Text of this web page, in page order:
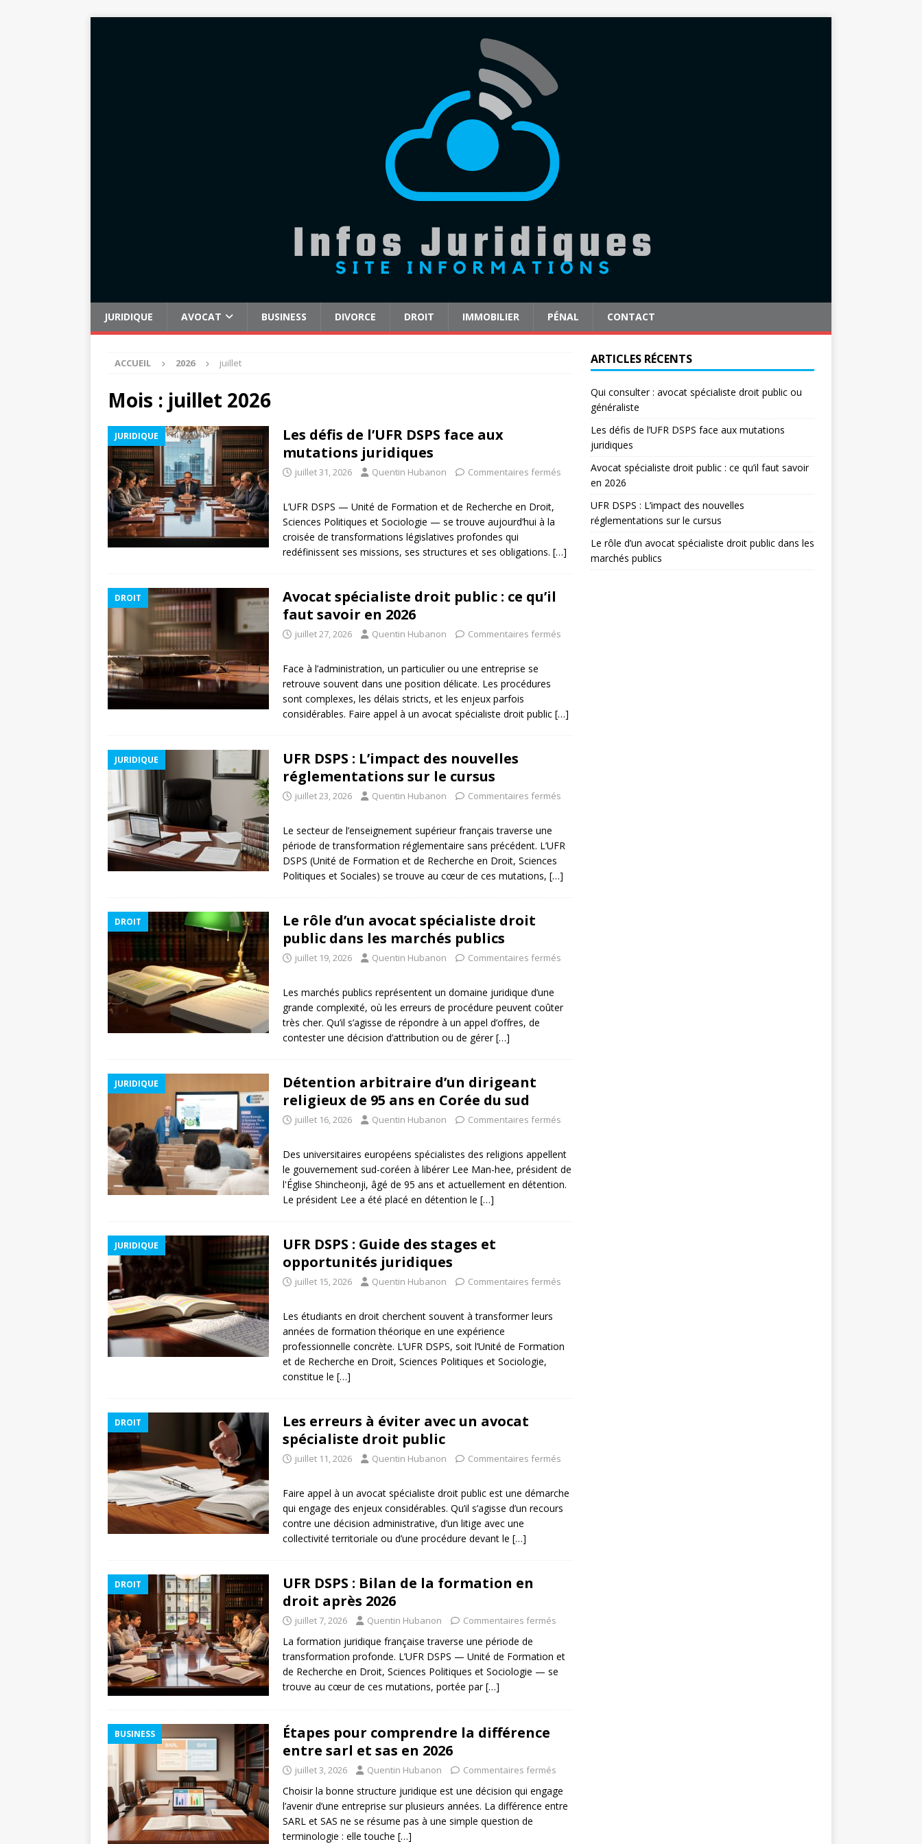
JURIDIQUE AVOCAT BUSINESS DIVORCE DROIT IMMOBILIER PÉNAL CONTACT
ACCUEIL 2026 juillet
Mois : juillet 2026
JURIDIQUE
Les défis de l’UFR DSPS face aux
mutations juridiques
juillet 31, 2026 Quentin Hubanon Commentaires fermés
L’UFR DSPS — Unité de Formation et de Recherche en Droit,
Sciences Politiques et Sociologie — se trouve aujourd’hui à la
croisée de transformations législatives profondes qui
redéfinissent ses missions, ses structures et ses obligations. […]
DROIT
Avocat spécialiste droit public : ce qu’il
faut savoir en 2026
juillet 27, 2026 Quentin Hubanon Commentaires fermés
Face à l’administration, un particulier ou une entreprise se
retrouve souvent dans une position délicate. Les procédures
sont complexes, les délais stricts, et les enjeux parfois
considérables. Faire appel à un avocat spécialiste droit public […]
JURIDIQUE
UFR DSPS : L’impact des nouvelles
réglementations sur le cursus
juillet 23, 2026 Quentin Hubanon Commentaires fermés
Le secteur de l’enseignement supérieur français traverse une
période de transformation réglementaire sans précédent. L’UFR
DSPS (Unité de Formation et de Recherche en Droit, Sciences
Politiques et Sociales) se trouve au cœur de ces mutations, […]
DROIT
Le rôle d’un avocat spécialiste droit
public dans les marchés publics
juillet 19, 2026 Quentin Hubanon Commentaires fermés
Les marchés publics représentent un domaine juridique d’une
grande complexité, où les erreurs de procédure peuvent coûter
très cher. Qu’il s’agisse de répondre à un appel d’offres, de
contester une décision d’attribution ou de gérer[…]
JURIDIQUE
Détention arbitraire d’un dirigeant
religieux de 95 ans en Corée du sud
juillet 16, 2026 Quentin Hubanon Commentaires fermés
Des universitaires européens spécialistes des religions appellent
le gouvernement sud-coréen à libérer Lee Man-hee, président de
l'Église Shincheonji, âgé de 95 ans et actuellement en détention.
Le président Lee a été placé en détention le […]
JURIDIQUE
UFR DSPS : Guide des stages et
opportunités juridiques
juillet 15, 2026 Quentin Hubanon Commentaires fermés
Les étudiants en droit cherchent souvent à transformer leurs
années de formation théorique en une expérience
professionnelle concrète. L’UFR DSPS, soit l’Unité de Formation
et de Recherche en Droit, Sciences Politiques et Sociologie,
constitue le […]
DROIT
Les erreurs à éviter avec un avocat
spécialiste droit public
juillet 11, 2026 Quentin Hubanon Commentaires fermés
Faire appel à un avocat spécialiste droit public est une démarche
qui engage des enjeux considérables. Qu’il s’agisse d’un recours
contre une décision administrative, d’un litige avec une
collectivité territoriale ou d’une procédure devant le […]
DROIT
UFR DSPS : Bilan de la formation en
droit après 2026
juillet 7, 2026 Quentin Hubanon Commentaires fermés
La formation juridique française traverse une période de
transformation profonde. L’UFR DSPS — Unité de Formation et
de Recherche en Droit, Sciences Politiques et Sociologie — se
trouve au cœur de ces mutations, portée par[…]
BUSINESS
Étapes pour comprendre la différence
entre sarl et sas en 2026
juillet 3, 2026 Quentin Hubanon Commentaires fermés
Choisir la bonne structure juridique est une décision qui engage
l’avenir d’une entreprise sur plusieurs années. La différence entre
SARL et SAS ne se résume pas à une simple question de
terminologie : elle touche […]
ARTICLES RÉCENTS
Qui consulter : avocat spécialiste droit public ou
généraliste
Les défis de l’UFR DSPS face aux mutations
juridiques
Avocat spécialiste droit public : ce qu’il faut savoir
en 2026
UFR DSPS : L’impact des nouvelles
réglementations sur le cursus
Le rôle d’un avocat spécialiste droit public dans les
marchés publics